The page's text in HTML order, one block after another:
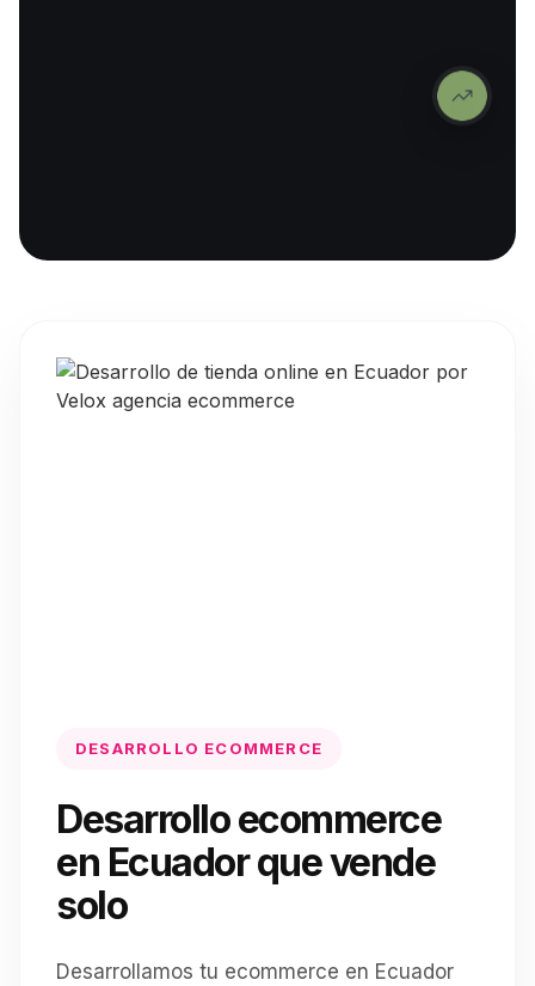
DESARROLLO ECOMMERCE
Desarrollo ecommerce
en Ecuador que vende
solo
Desarrollamos tu ecommerce en Ecuador